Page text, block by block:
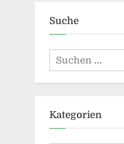
Suche
Suchen
nach:
Kategorien